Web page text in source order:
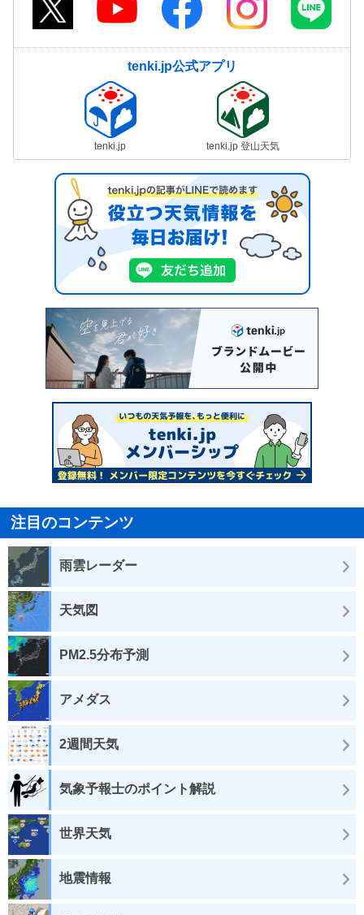
tenki.jp公式アプリ
tenki.jp tenki.jp 登山天気
注目のコンテンツ
雨雲レーダー
天気図
PM2.5分布予測
アメダス
2週間天気
気象予報士のポイント解説
世界天気
地震情報